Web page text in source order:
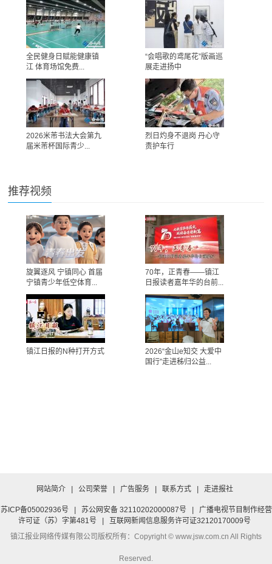
全民健身日赋能健康镇
江 体育场馆免费...
“会唱歌的鸢尾花”版画巡
展走进扬中
2026米芾书法大会第九
届米芾杯国际青少...
烈日灼身不退岗 丹心守
责护车行
推荐视频
旋翼逐风 宁镇同心 首届
宁镇青少年低空体育...
70年，正青春——镇江
日报读者嘉年华的台前...
镇江日报的N种打开方式
2026“金山e知交 大爱中
国行”走进秭归公益...
网站简介 | 公司荣誉 | 广告服务 | 联系方式 | 走进报社
苏ICP备05002936号 | 苏公网安备 32110202000087号 |
广播电视节目制作经营
许可证（苏）字第481号
|
互联网新闻信息服务许可证32120170009号
镇江报业网络传媒有限公司版权所有：Copyright © www.jsw.com.cn All Rights
Reserved.